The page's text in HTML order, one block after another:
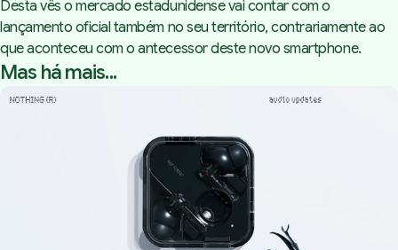
Desta vês o mercado estadunidense vai contar com o
lançamento oficial também no seu território, contrariamente ao
que aconteceu com o antecessor deste novo smartphone.
Mas há mais...